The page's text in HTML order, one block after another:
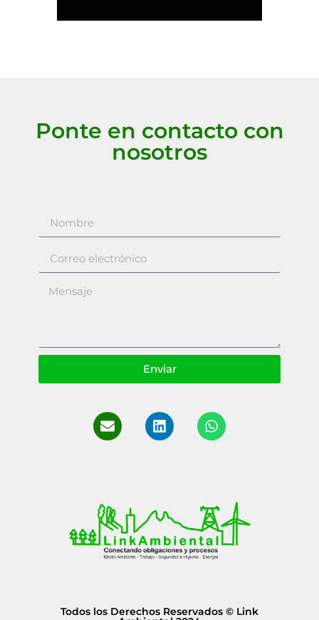
Ponte en contacto con
nosotros
Enviar
Todos los Derechos Reservados © Link